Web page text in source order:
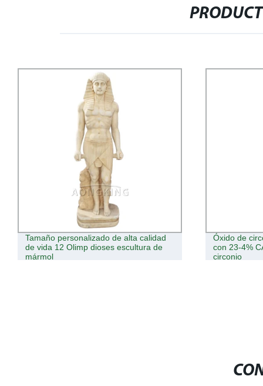
Óxido de circonio de la mejor calidad
con 23-4% CAS 1314-99 dióxido de
circonio
CAS 12036-
TM2o3